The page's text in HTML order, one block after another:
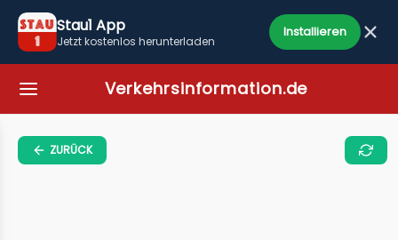
Stau1 App
Jetzt kostenlos herunterladen
Installieren
Verkehrsinformation.de
ZURÜCK